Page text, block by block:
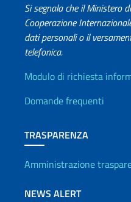
Si segnala che il Ministero
Cooperazione
dati personali o il
telefonica.
Info utili
Modulo di richiesta
Domande frequenti
TRASPARENZA
Amministrazione
NEWS ALERT